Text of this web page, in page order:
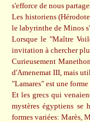
s'efforce de nous
Les historiens
le labyrinthe de Minos
Lorsque le "Maître
invitation à chercher
Curieusement
d'Amenemat III, mais
"Lamares" est une
Et les grecs qui
mystères égyptiens se
formes variées: Marès,